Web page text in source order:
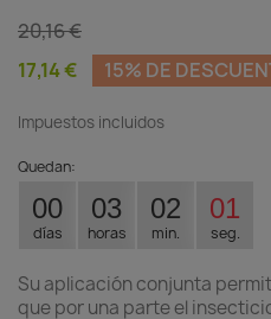
20,16 €
17,14 €
15% DE
Impuestos incluidos
Quedan:
00
días
03
horas
02
min.
00
seg.
Su aplicación conjunta
que por una parte el